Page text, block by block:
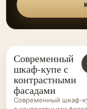
ШКАФЫ-
КУПЕ НА ЗАКАЗ
Современный
шкаф-купе с
контрастными
фасадами
Современный шкаф-